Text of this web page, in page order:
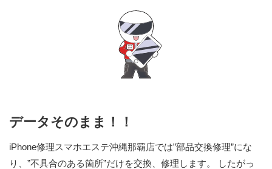
データそのまま！！
iPhone修理スマホエステ沖縄那覇店では”部品交換修理”にな
り、”不具合のある箇所”だけを交換、修理します。 したがっ